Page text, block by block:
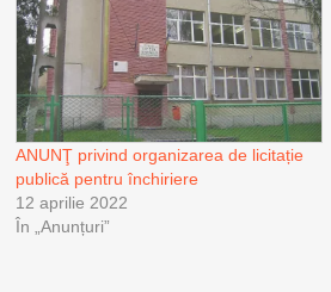
ANUNŢ privind organizarea de licitație
publică pentru închiriere
12 aprilie 2022
În „Anunțuri”